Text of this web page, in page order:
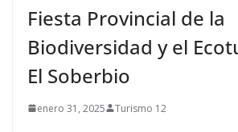
Fiesta Provincial de la
Biodiversidad y el
El Soberbio
enero 31, 2025 Turismo 12